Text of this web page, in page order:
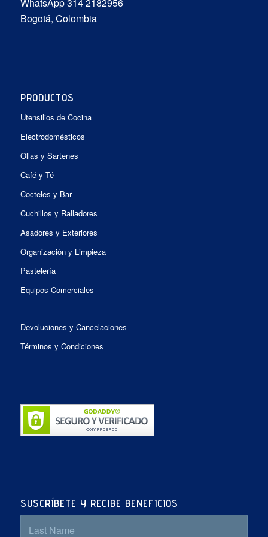
WhatsApp 314 2182956
Bogotá, Colombia
PRODUCTOS
Utensilios de Cocina
Electrodomésticos
Ollas y Sartenes
Café y Té
Cocteles y Bar
Cuchillos y Ralladores
Asadores y Exteriores
Organización y Limpieza
Pastelería
Equipos Comerciales
Devoluciones y Cancelaciones
Términos y Condiciones
SUSCRÍBETE Y RECIBE BENEFICIOS